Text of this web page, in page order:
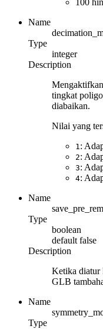
100
Name
Type
integer
Description
tingkat
diabaikan.
Nilai yang
1:
2:
3:
4:
Name
Type
boolean
default false
Description
Ketika diatur
GLB
Name
Type